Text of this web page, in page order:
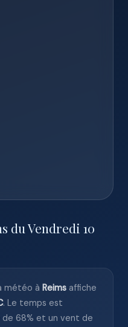
du Vendredi 10
météo à Reims affiche
. Le temps est
de 68% et un vent de